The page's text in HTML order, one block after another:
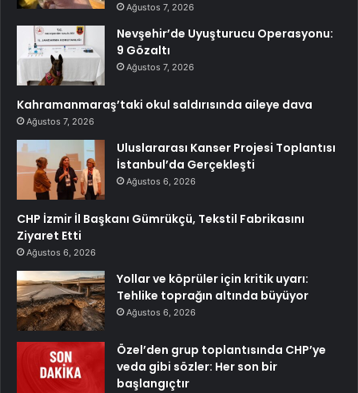
Ağustos 7, 2026
Nevşehir’de Uyuşturucu Operasyonu:
9 Gözaltı
Ağustos 7, 2026
Kahramanmaraş’taki okul saldırısında aileye dava
Ağustos 7, 2026
Uluslararası Kanser Projesi Toplantısı
İstanbul’da Gerçekleşti
Ağustos 6, 2026
CHP İzmir İl Başkanı Gümrükçü, Tekstil Fabrikasını
Ziyaret Etti
Ağustos 6, 2026
Yollar ve köprüler için kritik uyarı:
Tehlike toprağın altında büyüyor
Ağustos 6, 2026
Özel’den grup toplantısında CHP’ye
veda gibi sözler: Her son bir
başlangıçtır